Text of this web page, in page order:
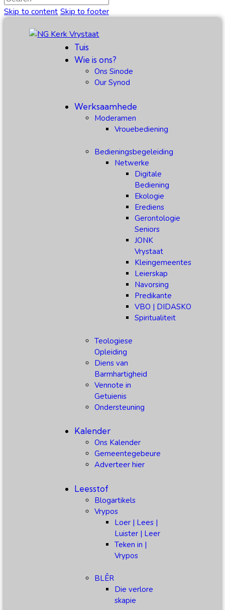
Skip to content Skip to footer
Tuis
Wie is ons?
Ons Sinode
Our Synod
Werksaamhede
Moderamen
Vrouebediening
Bedieningsbegeleiding
Netwerke
Digitale
Bediening
Ekologie
Erediens
Gerontologie
Seniors
JONK
Vrystaat
Kleingemeentes
Leierskap
Navorsing
Predikante
VBO | DIDASKO
Spiritualiteit
Teologiese
Opleiding
Diens van
Barmhartigheid
Vennote in
Getuienis
Ondersteuning
Kalender
Ons Kalender
Gemeentegebeure
Adverteer hier
Leesstof
Blogartikels
Vrypos
Loer | Lees |
Luister | Leer
Teken in |
Vrypos
BLÊR
Die verlore
skapie